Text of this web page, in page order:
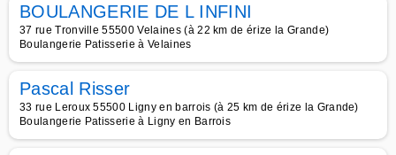
BOULANGERIE DE L INFINI
37 rue Tronville 55500 Velaines (à 22 km de érize la Grande)
Boulangerie Patisserie à Velaines
Pascal Risser
33 rue Leroux 55500 Ligny en barrois (à 25 km de érize la Grande)
Boulangerie Patisserie à Ligny en Barrois